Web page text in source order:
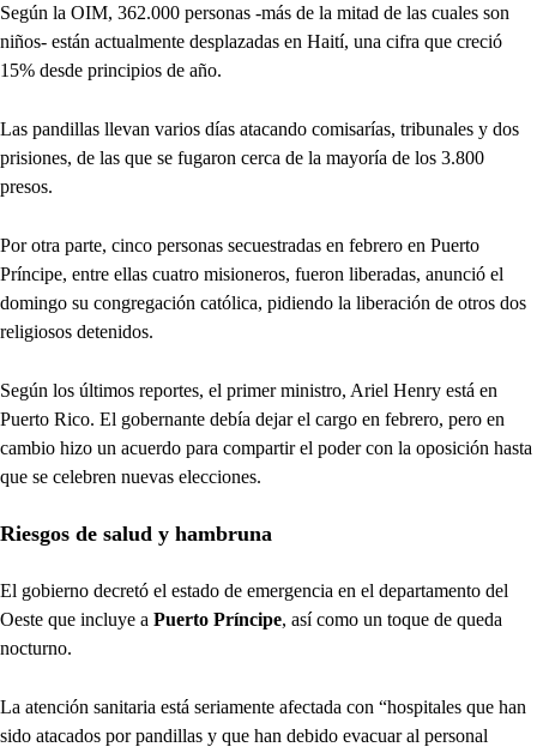
Según la OIM, 362.000 personas -más de la mitad de las cuales son
niños- están actualmente desplazadas en Haití, una cifra que creció
15% desde principios de año.
Las pandillas llevan varios días atacando comisarías, tribunales y dos
prisiones, de las que se fugaron cerca de la mayoría de los 3.800
presos.
Por otra parte, cinco personas secuestradas en febrero en Puerto
Príncipe, entre ellas cuatro misioneros, fueron liberadas, anunció el
domingo su congregación católica, pidiendo la liberación de otros dos
religiosos detenidos.
Según los últimos reportes, el primer ministro, Ariel Henry está en
Puerto Rico. El gobernante debía dejar el cargo en febrero, pero en
cambio hizo un acuerdo para compartir el poder con la oposición hasta
que se celebren nuevas elecciones.
Riesgos de salud y hambruna
El gobierno decretó el estado de emergencia en el departamento del
Oeste que incluye a Puerto Príncipe, así como un toque de queda
nocturno.
La atención sanitaria está seriamente afectada con “hospitales que han
sido atacados por pandillas y que han debido evacuar al personal